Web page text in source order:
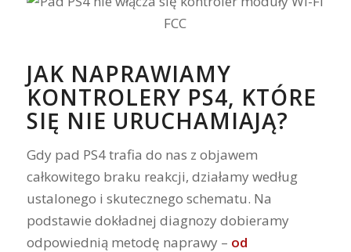
JAK NAPRAWIAMY
KONTROLERY PS4, KTÓRE
SIĘ NIE URUCHAMIAJĄ?
Gdy pad PS4 trafia do nas z objawem
całkowitego braku reakcji, działamy według
ustalonego i skutecznego schematu. Na
podstawie dokładnej diagnozy dobieramy
odpowiednią metodę naprawy – od